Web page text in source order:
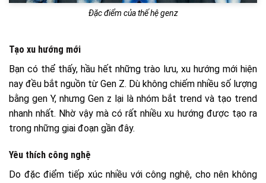
Đặc điểm của thế hệ genz
Tạo xu hướng mới
Bạn có thể thấy, hầu hết những trào lưu, xu hướng mới hiện
nay đều bắt nguồn từ Gen Z. Dù không chiếm nhiều số lượng
bằng gen Y, nhưng Gen z lại là nhóm bắt trend và tạo trend
nhanh nhất. Nhờ vậy mà có rất nhiều xu hướng được tạo ra
trong những giai đoạn gần đây.
Yêu thích công nghệ
Do đặc điểm tiếp xúc nhiều với công nghệ, cho nên không